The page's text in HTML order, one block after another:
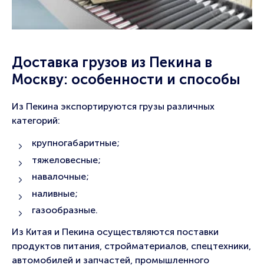
Доставка грузов из Пекина в
Москву: особенности и способы
Из Пекина экспортируются грузы различных
категорий:
крупногабаритные;
тяжеловесные;
навалочные;
наливные;
газообразные.
Из Китая и Пекина осуществляются поставки
продуктов питания, стройматериалов, спецтехники,
автомобилей и запчастей, промышленного